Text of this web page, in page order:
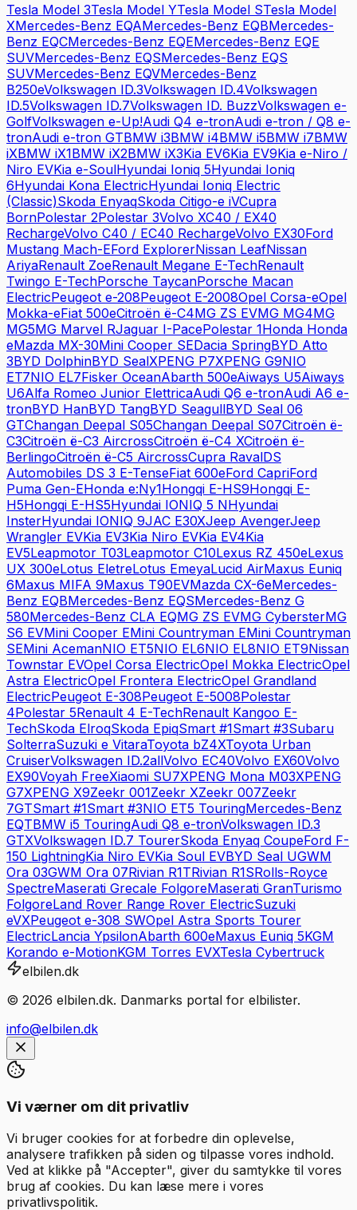
Tesla Model 3Tesla Model YTesla Model STesla Model
XMercedes-Benz EQAMercedes-Benz EQBMercedes-
Benz EQCMercedes-Benz EQEMercedes-Benz EQE
SUVMercedes-Benz EQSMercedes-Benz EQS
SUVMercedes-Benz EQVMercedes-Benz
B250eVolkswagen ID.3Volkswagen ID.4Volkswagen
ID.5Volkswagen ID.7Volkswagen ID. BuzzVolkswagen e-
GolfVolkswagen e-Up!Audi Q4 e-tronAudi e-tron / Q8 e-
tronAudi e-tron GTBMW i3BMW i4BMW i5BMW i7BMW
iXBMW iX1BMW iX2BMW iX3Kia EV6Kia EV9Kia e-Niro /
Niro EVKia e-SoulHyundai Ioniq 5Hyundai Ioniq
6Hyundai Kona ElectricHyundai Ioniq Electric
(Classic)Skoda EnyaqSkoda Citigo-e iVCupra
BornPolestar 2Polestar 3Volvo XC40 / EX40
RechargeVolvo C40 / EC40 RechargeVolvo EX30Ford
Mustang Mach-EFord ExplorerNissan LeafNissan
AriyaRenault ZoeRenault Megane E-TechRenault
Twingo E-TechPorsche TaycanPorsche Macan
ElectricPeugeot e-208Peugeot E-2008Opel Corsa-eOpel
Mokka-eFiat 500eCitroën ë-C4MG ZS EVMG MG4MG
MG5MG Marvel RJaguar I-PacePolestar 1Honda Honda
eMazda MX-30Mini Cooper SEDacia SpringBYD Atto
3BYD DolphinBYD SealXPENG P7XPENG G9NIO
ET7NIO EL7Fisker OceanAbarth 500eAiways U5Aiways
U6Alfa Romeo Junior ElettricaAudi Q6 e-tronAudi A6 e-
tronBYD HanBYD TangBYD SeagullBYD Seal 06
GTChangan Deepal S05Changan Deepal S07Citroën ë-
C3Citroën ë-C3 AircrossCitroën ë-C4 XCitroën ë-
BerlingoCitroën ë-C5 AircrossCupra RavalDS
Automobiles DS 3 E-TenseFiat 600eFord CapriFord
Puma Gen-EHonda e:Ny1Hongqi E-HS9Hongqi E-
H5Hongqi E-HS5Hyundai IONIQ 5 NHyundai
InsterHyundai IONIQ 9JAC E30XJeep AvengerJeep
Wrangler EVKia EV3Kia Niro EVKia EV4Kia
EV5Leapmotor T03Leapmotor C10Lexus RZ 450eLexus
UX 300eLotus EletreLotus EmeyaLucid AirMaxus Euniq
6Maxus MIFA 9Maxus T90EVMazda CX-6eMercedes-
Benz EQBMercedes-Benz EQSMercedes-Benz G
580Mercedes-Benz CLA EQMG ZS EVMG CybersterMG
S6 EVMini Cooper EMini Countryman EMini Countryman
SEMini AcemanNIO ET5NIO EL6NIO EL8NIO ET9Nissan
Townstar EVOpel Corsa ElectricOpel Mokka ElectricOpel
Astra ElectricOpel Frontera ElectricOpel Grandland
ElectricPeugeot E-308Peugeot E-5008Polestar
4Polestar 5Renault 4 E-TechRenault Kangoo E-
TechSkoda ElroqSkoda EpiqSmart #1Smart #3Subaru
SolterraSuzuki e VitaraToyota bZ4XToyota Urban
CruiserVolkswagen ID.2allVolvo EC40Volvo EX60Volvo
EX90Voyah FreeXiaomi SU7XPENG Mona M03XPENG
G7XPENG X9Zeekr 001Zeekr XZeekr 007Zeekr
7GTSmart #1Smart #3NIO ET5 TouringMercedes-Benz
EQTBMW i5 TouringAudi Q8 e-tronVolkswagen ID.3
GTXVolkswagen ID.7 TourerSkoda Enyaq CoupeFord F-
150 LightningKia Niro EVKia Soul EVBYD Seal UGWM
Ora 03GWM Ora 07Rivian R1TRivian R1SRolls-Royce
SpectreMaserati Grecale FolgoreMaserati GranTurismo
FolgoreLand Rover Range Rover ElectricSuzuki
eVXPeugeot e-308 SWOpel Astra Sports Tourer
ElectricLancia YpsilonAbarth 600eMaxus Euniq 5KGM
Korando e-MotionKGM Torres EVXTesla Cybertruck
elbilen.dk
© 2026 elbilen.dk. Danmarks portal for elbilister.
info@elbilen.dk
Vi værner om dit privatliv
Vi bruger cookies for at forbedre din oplevelse,
analysere trafikken på siden og tilpasse vores indhold.
Ved at klikke på "Accepter", giver du samtykke til vores
brug af cookies. Du kan læse mere i vores
privatlivspolitik.